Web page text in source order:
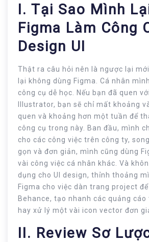
I. Tại Sao Mình
Figma Làm Công
Design UI
Thật ra câu hỏi nên là ngược lại
lại không dùng Figma. Cá nhân
công cụ dễ học. Nếu bạn đã quen
Illustrator, bạn sẽ chỉ mất khoảng
quen và khoảng hơn một tuần để
công cụ trong này. Ban đầu, mình
cho các công việc trên công ty,
gọn và đơn giản, mình cũng dùng
vài công việc cá nhân khác. Và
dụng cho UI design, thỉnh thoảng
Figma cho việc dàn trang project
Behance, tạo nhanh các quảng cáo
hay xử lý một vài icon vector đơn
II. Review Sơ